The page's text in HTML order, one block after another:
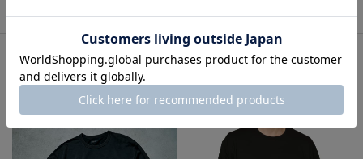
同じカテゴリのアイテム